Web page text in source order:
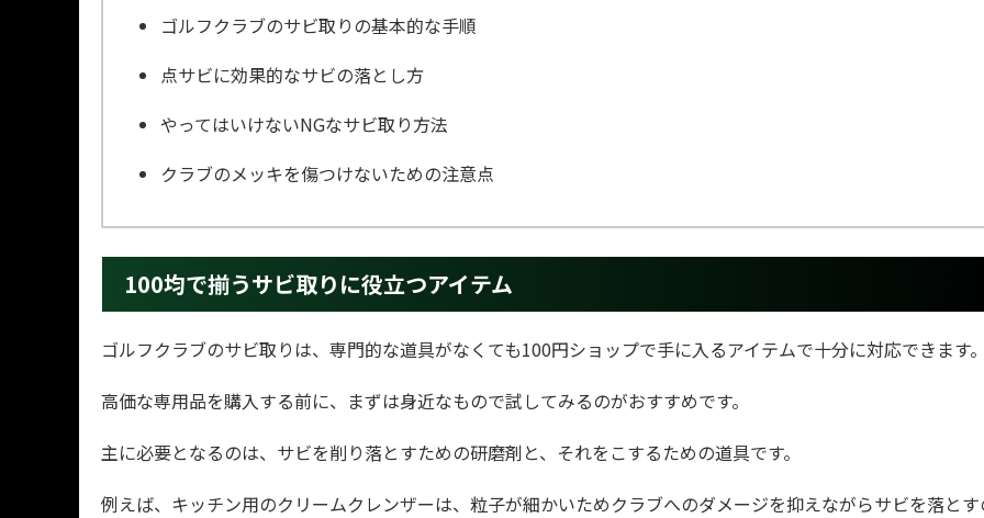
ゴルフクラブのサビ取りの基本的な手順
点サビに効果的なサビの落とし方
やってはいけないNGなサビ取り方法
クラブのメッキを傷つけないための注意点
100均で揃うサビ取りに役立つアイテム
ゴルフクラブのサビ取りは、専門的な道具がなくても100円ショップで手に入るアイテムで十分に対応できます
高価な専用品を購入する前に、まずは身近なもので試してみるのがおすすめです。
主に必要となるのは、サビを削り落とすための研磨剤と、それをこするための道具です。
例えば、キッチン用のクリームクレンザーは、粒子が細かいためクラブへのダメージを抑えながらサビを落と